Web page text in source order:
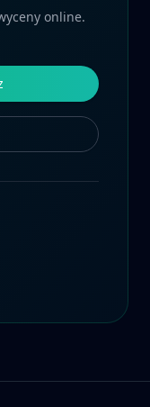
online.